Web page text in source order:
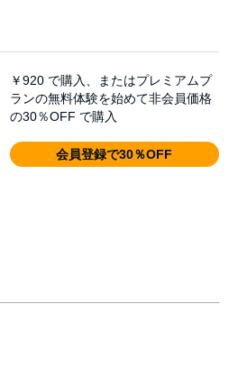
￥920 で購入、またはプレミアムプ
ランの無料体験を始めて非会員価格
の30％OFF で購入
会員登録で30％OFF